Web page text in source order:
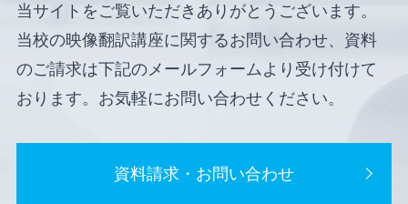
当サイトをご覧いただきありがとうございます。
当校の映像翻訳講座に関するお問い合わせ、資料
のご請求は下記のメールフォームより受け付けて
おります。お気軽にお問い合わせください。
資料請求・お問い合わせ